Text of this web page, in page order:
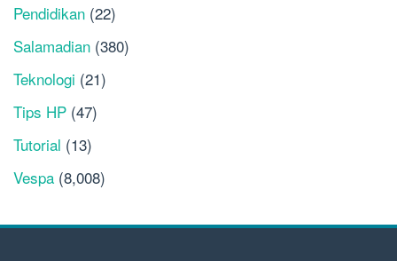
Pendidikan (22)
Salamadian (380)
Teknologi (21)
Tips HP (47)
Tutorial (13)
Vespa (8,008)